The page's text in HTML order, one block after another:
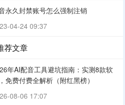
永久封禁账号怎么强制注销
04-24 09:37
荐文章
年AI配音工具避坑指南：实测8款软
免费付费全解析（附红黑榜）
08-06 17:07